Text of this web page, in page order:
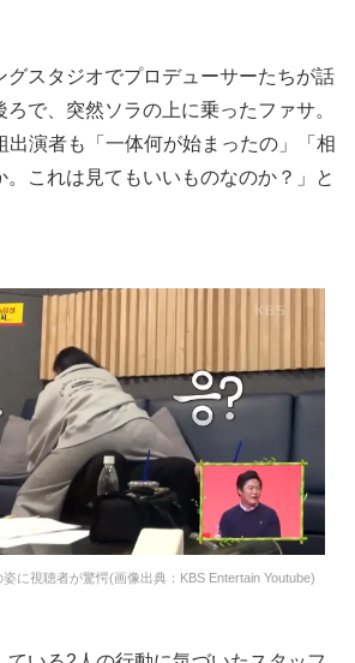
グスタジオでプロデューサーたちが話
ろで、突然ソラの上に乗ったファサ。
出演者も「一体何が始まったの」「相
これは見てもいいものなのか？」と
に視聴者が驚愕(画像出典：KBS Entertain Youtube)